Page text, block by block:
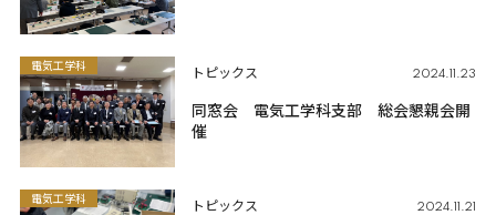
電気工学科 トピックス 2024.11.23
同窓会 電気工学科支部 総会懇親会開
催
電気工学科 トピックス 2024.11.21